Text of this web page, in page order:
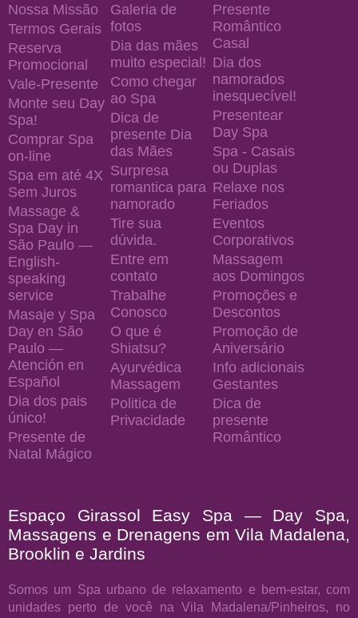
Nossa Missão
Termos Gerais
Reserva
Promocional
Vale-Presente
Monte seu Day
Spa!
Comprar Spa
on-line
Spa em até 4X
Sem Juros
Massage &
Spa Day in
São Paulo —
English-
speaking
service
Masaje y Spa
Day en São
Paulo —
Atención en
Español
Dia dos pais
único!
Presente de
Natal Mágico
Galeria de
fotos
Dia das mães
muito especial!
Como chegar
ao Spa
Dica de
presente Dia
das Mães
Surpresa
romantica para
namorado
Tire sua
dúvida.
Entre em
contato
Trabalhe
Conosco
O que é
Shiatsu?
Ayurvédica
Massagem
Politica de
Privacidade
Presente
Romântico
Casal
Dia dos
namorados
inesquecível!
Presentear
Day Spa
Spa - Casais
ou Duplas
Relaxe nos
Feriados
Eventos
Corporativos
Massagem
aos Domingos
Promoções e
Descontos
Promoção de
Aniversário
Info adicionais
Gestantes
Dica de
presente
Romântico
Espaço Girassol Easy Spa — Day Spa,
Massagens e Drenagens em Vila Madalena,
Brooklin e Jardins
Somos um Spa urbano de relaxamento e bem-estar, com
unidades perto de você na Vila Madalena/Pinheiros, no